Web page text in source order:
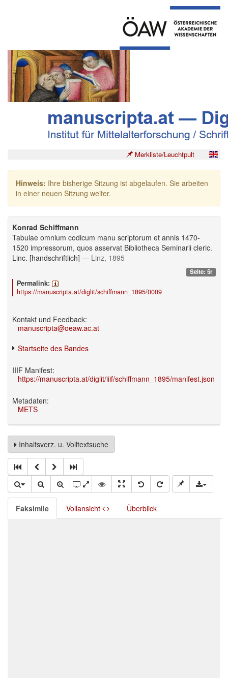
Merkliste/Leuchtpult
Hinweis: Ihre bisherige Sitzung ist abgelaufen. Sie arbeiten
in einer neuen Sitzung weiter.
Konrad Schiffmann
Tabulae omnium codicum manu scriptorum et annis 1470-
1520 impressorum, quos asservat Bibliotheca Seminarii cleric.
Linc. [handschriftlich] — Linz, 1895
Seite: 5r
Permalink:
https://manuscripta.at/diglit/schiffmann_1895/0009
Kontakt und Feedback:
manuscripta@oeaw.ac.at
Startseite des Bandes
IIIF Manifest:
https://manuscripta.at/diglit/iiif/schiffmann_1895/manifest.json
Metadaten:
METS
Inhaltsverz. u. Volltextsuche
Faksimile Vollansicht Überblick